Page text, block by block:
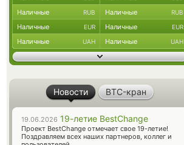
Наличные RUB Наличные RUB
Наличные EUR Наличные EUR
Наличные UAH Наличные UAH
Новости BTC-кран
19.06.2026 19-летие BestChange
Проект BestChange отмечает свое 19-летие!
Поздравляем всех наших партнеров, коллег и